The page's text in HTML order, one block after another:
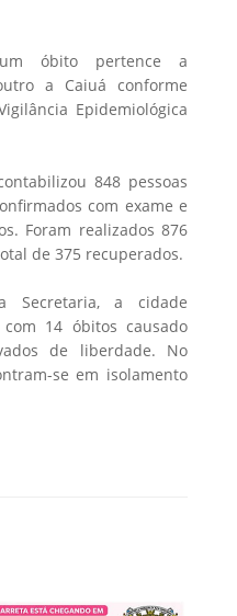
óbito pertence a
a Caiuá conforme
Epidemiológica
848 pessoas
com exame e
Foram realizados 876
de 375 recuperados.
a cidade
com 14 óbitos causado
de liberdade. No
se em isolamento